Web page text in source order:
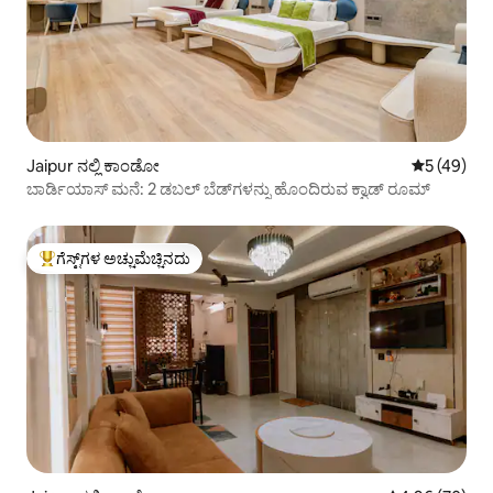
Jaipur ನಲ್ಲಿ ಕಾಂಡೋ 5 ರಲ್ಲಿ 5
5 (49)
ಬಾರ್ಡಿಯಾಸ್ ಮನೆ: 2 ಡಬಲ್ ಬೆಡ್‌ಗಳನ್ನು ಹೊಂದಿರುವ ಕ್ವಾಡ್ ರೂಮ್
ಗೆಸ್ಟ್‌ಗಳಿಗೆ ಅತಿ ಹೆಚ್ಚು ಅಚ್ಚುಮೆಚ್ಚಿನದು
ಗೆಸ್ಟ್‌ಗಳ ಅಚ್ಚುಮೆಚ್ಚಿನದು